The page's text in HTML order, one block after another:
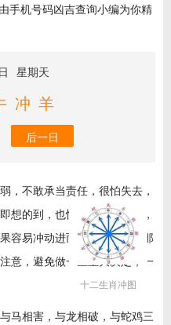
手机号码凶吉查询小编为你精
星期天
冲羊
后一日
十二生肖冲图
，不敢承当责任，很怕失去，
想的到，也怕担风险和责任，
容易冲动进而会激化矛盾。那
意，避免做一些重大决定，一
马相害，与龙相破，与蛇鸡三